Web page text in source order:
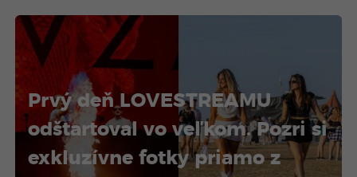
Prvý deň LOVESTREAMU
odštartoval vo veľkom. Pozri si
exkluzívne fotky priamo z